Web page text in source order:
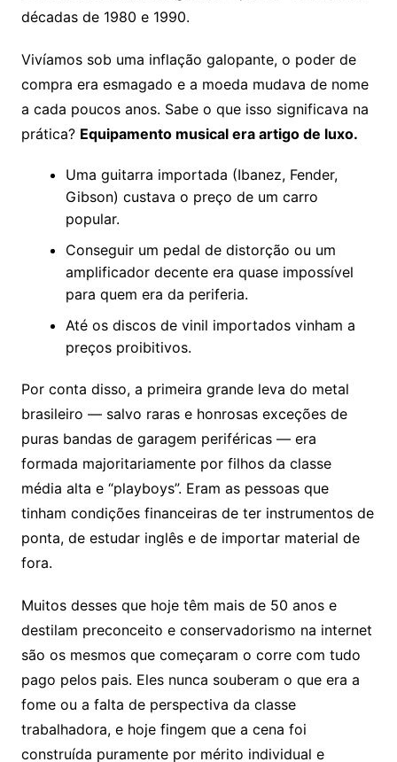
décadas de 1980 e 1990.
Vivíamos sob uma inflação galopante, o poder de
compra era esmagado e a moeda mudava de nome
a cada poucos anos. Sabe o que isso significava na
prática? Equipamento musical era artigo de luxo.
Uma guitarra importada (Ibanez, Fender,
Gibson) custava o preço de um carro
popular.
Conseguir um pedal de distorção ou um
amplificador decente era quase impossível
para quem era da periferia.
Até os discos de vinil importados vinham a
preços proibitivos.
Por conta disso, a primeira grande leva do metal
brasileiro — salvo raras e honrosas exceções de
puras bandas de garagem periféricas — era
formada majoritariamente por filhos da classe
média alta e “playboys”. Eram as pessoas que
tinham condições financeiras de ter instrumentos de
ponta, de estudar inglês e de importar material de
fora.
Muitos desses que hoje têm mais de 50 anos e
destilam preconceito e conservadorismo na internet
são os mesmos que começaram o corre com tudo
pago pelos pais. Eles nunca souberam o que era a
fome ou a falta de perspectiva da classe
trabalhadora, e hoje fingem que a cena foi
construída puramente por mérito individual e